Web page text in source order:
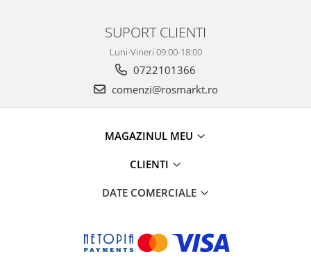
SUPORT CLIENTI
Luni-Vineri 09:00-18:00
0722101366
comenzi@rosmarkt.ro
MAGAZINUL MEU
CLIENTI
DATE COMERCIALE